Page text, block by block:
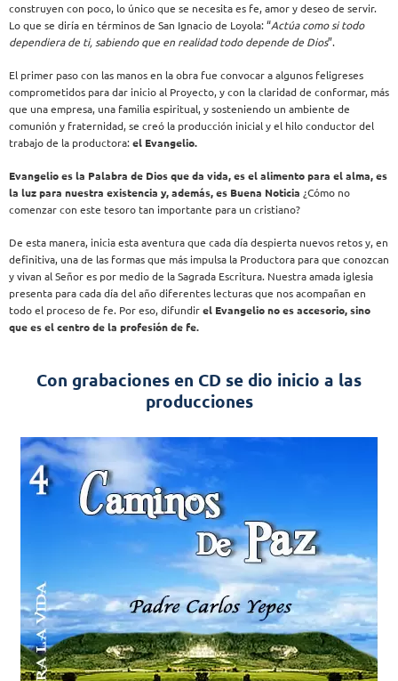
construyen con poco, lo único que se necesita es fe, amor y deseo de servir.
Lo que se diría en términos de San Ignacio de Loyola: “Actúa como si todo
dependiera de ti, sabiendo que en realidad todo depende de Dios”.
El primer paso con las manos en la obra fue convocar a algunos feligreses
comprometidos para dar inicio al Proyecto, y con la claridad de conformar, más
que una empresa, una familia espiritual, y sosteniendo un ambiente de
comunión y fraternidad, se creó la producción inicial y el hilo conductor del
trabajo de la productora:el Evangelio.
Evangelio es la Palabra de Dios que da vida, es el alimento para el alma, es
la luz para nuestra existencia y, además, es Buena Noticia ¿Cómo no
comenzar con este tesoro tan importante para un cristiano?
De esta manera, inicia esta aventura que cada día despierta nuevos retos y, en
definitiva, una de las formas que más impulsa la Productora para que conozcan
y vivan al Señor es por medio de la Sagrada Escritura. Nuestra amada iglesia
presenta para cada día del año diferentes lecturas que nos acompañan en
todo el proceso de fe. Por eso, difundirel Evangelio no es accesorio, sino
que es el centro de la profesión de fe.
Con grabaciones en CD se dio inicio a las
producciones